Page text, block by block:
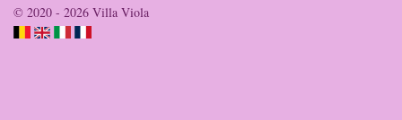
© 2020 - 2026 Villa Viola